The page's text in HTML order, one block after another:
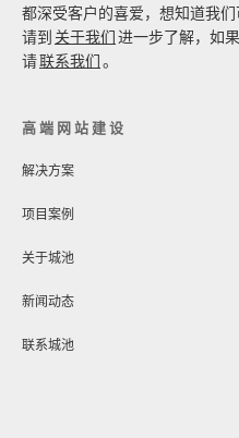
都深受客户的喜爱，想知道我
请到 关于我们进一步了解，如
请联系我们。
高端网站建设
解决方案
项目案例
关于城池
新闻动态
联系城池